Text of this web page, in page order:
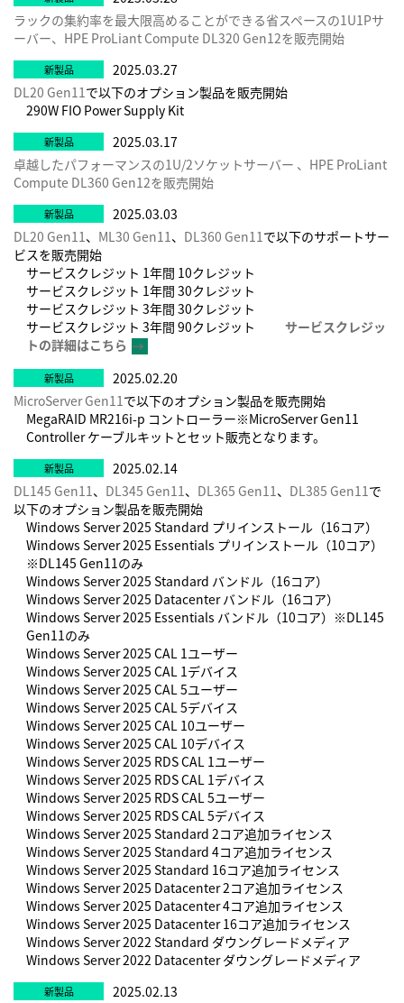
ラックの集約率を最大限高めることができる省スペースの1U1Pサ
ーバー、HPE ProLiant Compute DL320 Gen12を販売開始
2025.03.27
DL20 Gen11で以下のオプション製品を販売開始
290W FIO Power Supply Kit
2025.03.17
卓越したパフォーマンスの1U/2ソケットサーバー 、HPE ProLiant
Compute DL360 Gen12を販売開始
2025.03.03
DL20 Gen11、 ML30 Gen11、 DL360 Gen11で以下のサポートサー
ビスを販売開始
サービスクレジット 1年間 10クレジット
サービスクレジット 1年間 30クレジット
サービスクレジット 3年間 30クレジット
サービスクレジット 3年間 90クレジット
サービスクレジッ
トの詳細はこちら →
2025.02.20
MicroServer Gen11 で以下のオプション製品を販売開始
MegaRAID MR216i-p コントローラー※MicroServer Gen11
Controller ケーブルキットとセット販売となります。
2025.02.14
DL145 Gen11 、 DL345 Gen11 、 DL365 Gen11 、 DL385 Gen11 で
以下のオプション製品を販売開始
Windows Server 2025 Standard プリインストール（16コア）
Windows Server 2025 Essentials プリインストール（10コア）
※DL145 Gen11のみ
Windows Server 2025 Standard バンドル（16コア）
Windows Server 2025 Datacenter バンドル（16コア）
Windows Server 2025 Essentials バンドル（10コア）※DL145
Gen11のみ
Windows Server 2025 CAL 1ユーザー
Windows Server 2025 CAL 1デバイス
Windows Server 2025 CAL 5ユーザー
Windows Server 2025 CAL 5デバイス
Windows Server 2025 CAL 10ユーザー
Windows Server 2025 CAL 10デバイス
Windows Server 2025 RDS CAL 1ユーザー
Windows Server 2025 RDS CAL 1デバイス
Windows Server 2025 RDS CAL 5ユーザー
Windows Server 2025 RDS CAL 5デバイス
Windows Server 2025 Standard 2コア追加ライセンス
Windows Server 2025 Standard 4コア追加ライセンス
Windows Server 2025 Standard 16コア追加ライセンス
Windows Server 2025 Datacenter 2コア追加ライセンス
Windows Server 2025 Datacenter 4コア追加ライセンス
Windows Server 2025 Datacenter 16コア追加ライセンス
Windows Server 2022 Standard ダウングレードメディア
Windows Server 2022 Datacenter ダウングレードメディア
2025.02.13